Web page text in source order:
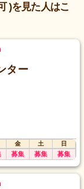
)を見た人はこ
ター
金 土
日
募集 募集 募集